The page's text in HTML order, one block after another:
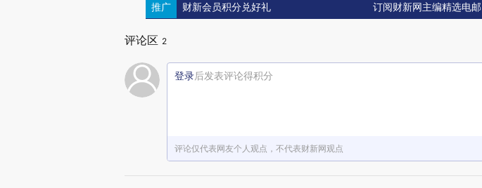
推广 财新会员积分兑好礼 订阅财新网主编精选电邮
评论区 2
登录后发表评论得积分
评论仅代表网友个人观点，不代表财新网观点